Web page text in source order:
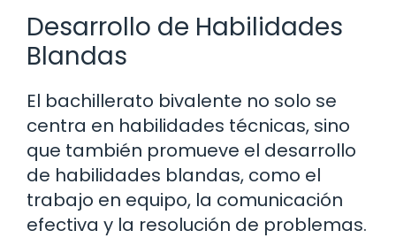
Desarrollo de Habilidades
Blandas
El bachillerato bivalente no solo se
centra en habilidades técnicas, sino
que también promueve el desarrollo
de habilidades blandas, como el
trabajo en equipo, la comunicación
efectiva y la resolución de problemas.